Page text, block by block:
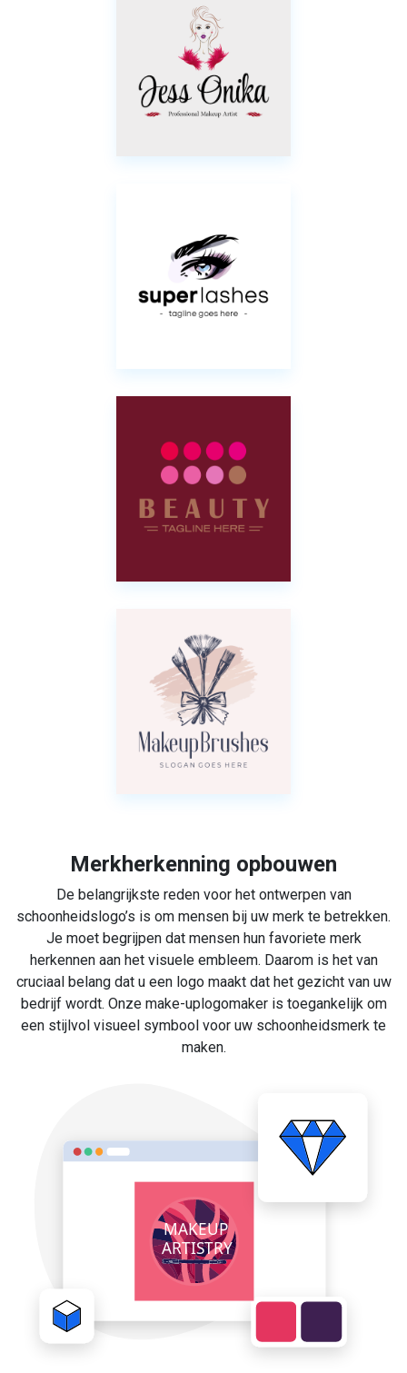
Merkherkenning opbouwen
De belangrijkste reden voor het ontwerpen van
schoonheidslogo’s is om mensen bij uw merk te betrekken.
Je moet begrijpen dat mensen hun favoriete merk
herkennen aan het visuele embleem. Daarom is het van
cruciaal belang dat u een logo maakt dat het gezicht van uw
bedrijf wordt. Onze make-uplogomaker is toegankelijk om
een stijlvol visueel symbool voor uw schoonheidsmerk te
maken.